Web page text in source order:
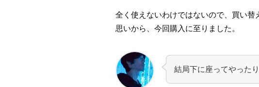
全く使えないわけではないので、買い
思いから、今回購入に至りました。
結局下に座ってやった